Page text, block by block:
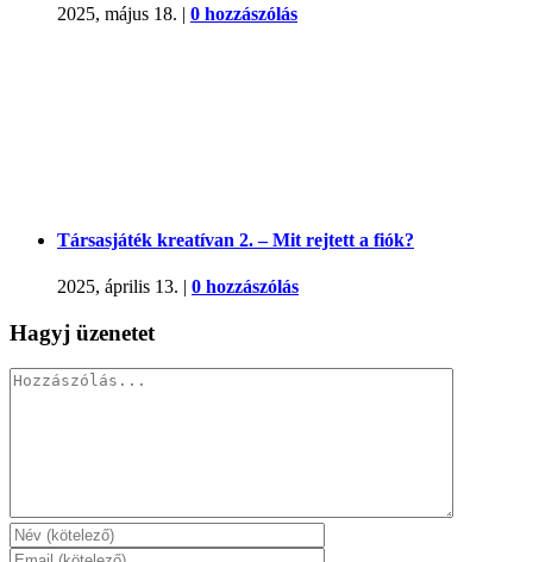
2025, május 18. | 0 hozzászólás
Társasjáték kreatívan 2. – Mit rejtett a fiók?
2025, április 13. | 0 hozzászólás
Hagyj üzenetet
Hozzászólás